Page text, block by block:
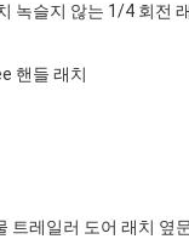
녹슬지 않는 1/4 회전
핸들 래치
트레일러 도어 래치 옆